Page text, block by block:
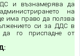
и възнамерява да
на
има право да ползва
си за ДДС в
да го приспадне от